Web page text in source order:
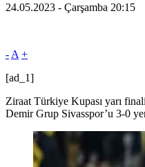
24.05.2023 - Çarşamba 20:15
- A +
[ad_1]
Ziraat Türkiye Kupası yarı
Demir Grup Sivasspor’u 3-0